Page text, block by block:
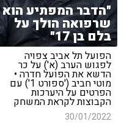
"הדבר המפתיע הוא
שרפואה הולך על
בלם בן 17"
הפועל תל אביב צפויה
לפגוש הערב (א') על כר
הדשא את הפועל חדרה •
מוטי חביב ('ספורט 1') עם
הפרטים על היערכות
הקבוצות לקראת המשחק
30/01/2022